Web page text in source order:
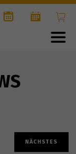
NÄCHSTES